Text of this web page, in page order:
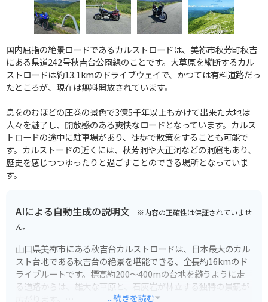
国内屈指の絶景ロードであるカルストロードは、美祢市秋芳町秋吉
にある県道242号秋吉台公園線のことです。大草原を縦断するカル
ストロードは約13.1kmのドライブウェイで、かつては有料道路だっ
たところが、現在は無料開放されています。
息をのむほどの圧巻の景色で3億5千年以上もかけて出来た大地は
人々を魅了し、開放感のある爽快なロードとなっています。カルス
トロードの途中に駐車場があり、徒歩で散策をすることも可能で
す。カルストードの近くには、秋芳洞や大正洞などの洞窟もあり、
歴史を感じつつゆったりと過ごすことのできる場所となっていま
す。
AIによる自動生成の説明文 ※内容の正確性は保証されていませ
ん。
山口県美祢市にある秋吉台カルストロードは、日本最大のカル
スト台地である秋吉台の絶景を堪能できる、全長約16kmのド
ライブルートです。標高約200～400mの台地を縫うように走
る道路からは、雄大な草原と、石灰岩が林立する独特の景観が
...続きを読む